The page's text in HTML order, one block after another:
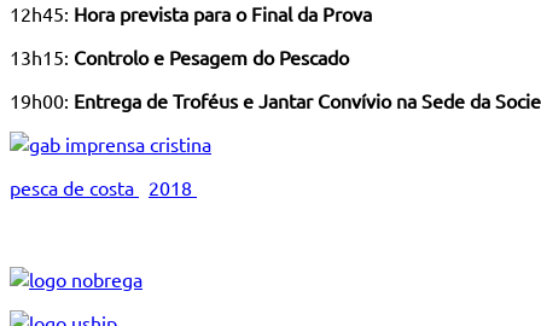
12h45: Hora prevista para o Final da Prova
13h15: Controlo e Pesagem do Pescado
19h00: Entrega de Troféus e Jantar Convívio na Sede da
pesca de costa 2018